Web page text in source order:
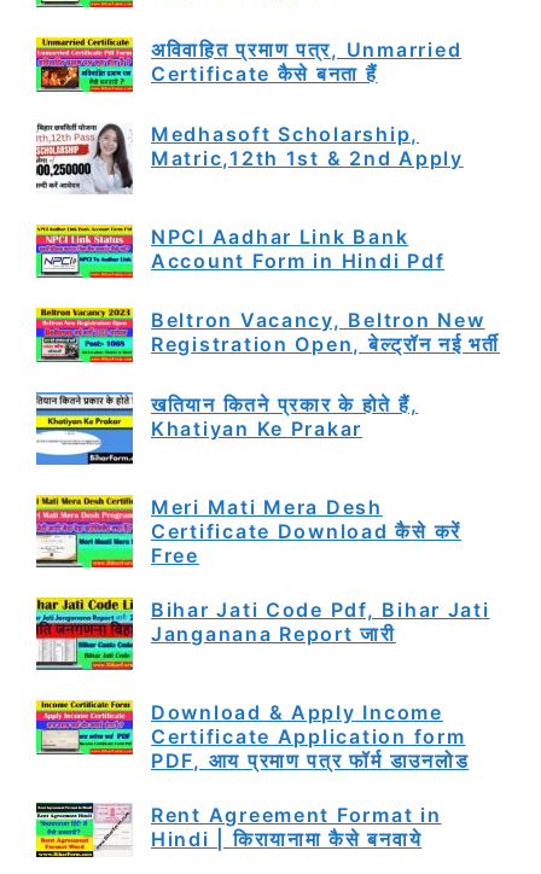
अविवाहित प्रमाण पत्र, Unmarried
Certificate कैसे बनता हैं
Medhasoft Scholarship,
Matric,12th 1st & 2nd Apply
NPCI Aadhar Link Bank
Account Form in Hindi Pdf
Beltron Vacancy, Beltron New
Registration Open, बेल्ट्रॉन नई भर्ती
खतियान कितने प्रकार के होते हैं,
Khatiyan Ke Prakar
Meri Mati Mera Desh
Certificate Download कैसे करें
Free
Bihar Jati Code Pdf, Bihar Jati
Janganana Report जारी
Download & Apply Income
Certificate Application form
PDF, आय प्रमाण पत्र फॉर्म डाउनलोड
Rent Agreement Format in
Hindi | किरायानामा कैसे बनवाये